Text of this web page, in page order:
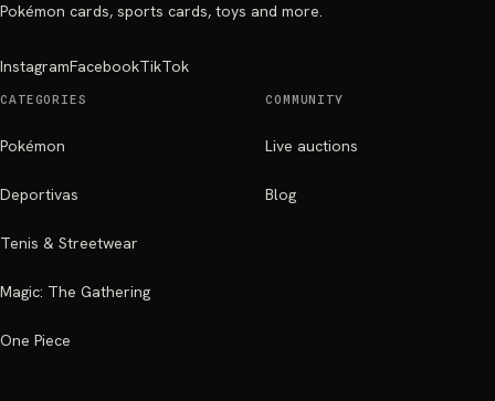
Pokémon cards, sports cards, toys and more.
InstagramFacebookTikTok
CATEGORIES
Pokémon
Deportivas
Tenis & Streetwear
Magic: The Gathering
One Piece
COMMUNITY
Live auctions
Blog